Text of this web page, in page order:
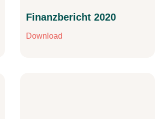
Finanzbericht 2020
Download